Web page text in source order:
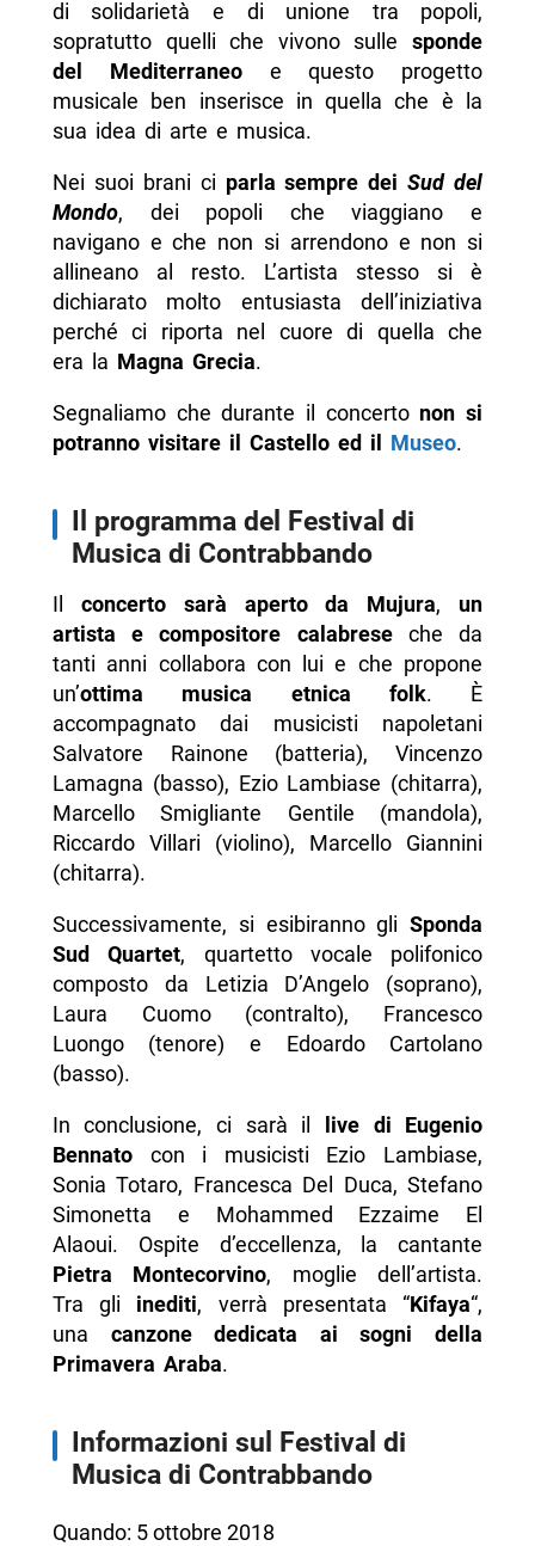
di solidarietà e di unione tra popoli,
sopratutto quelli che vivono sullesponde
del Mediterraneoe questo progetto
musicale ben inserisce in quella che è la
sua idea di arte e musica.
Nei suoi brani ci parla sempre deiSud del
Mondo, dei popoli che viaggiano e
navigano e che non si arrendono e non si
allineano al resto. L’artista stesso si è
dichiarato molto entusiasta dell’iniziativa
perché ci riporta nel cuore di quella che
era la Magna Grecia.
Segnaliamo che durante il concerto non si
potranno visitare il Castello ed il Museo.
Il programma del Festival di
Musica di Contrabbando
Il concerto sarà aperto da Mujura, un
artista e compositore calabreseche da
tanti anni collabora con lui e che propone
un’ottima musica etnica folk. È
accompagnato dai musicisti napoletani
Salvatore Rainone (batteria), Vincenzo
Lamagna (basso), Ezio Lambiase (chitarra),
Marcello Smigliante Gentile (mandola),
Riccardo Villari (violino), Marcello Giannini
(chitarra).
Successivamente, si esibiranno gliSponda
Sud Quartet, quartetto vocale polifonico
composto da Letizia D’Angelo (soprano),
Laura Cuomo (contralto), Francesco
Luongo (tenore) e Edoardo Cartolano
(basso).
In conclusione, ci sarà il
live di Eugenio
Bennatocon i musicisti Ezio Lambiase,
Sonia Totaro, Francesca Del Duca, Stefano
Simonetta e Mohammed Ezzaime El
Alaoui. Ospite d’eccellenza, la cantante
Pietra Montecorvino, moglie dell’artista.
Tra gli inediti, verrà presentata “Kifaya“,
una canzone dedicata ai sogni della
Primavera Araba.
Informazioni sul Festival di
Musica di Contrabbando
Quando: 5 ottobre 2018